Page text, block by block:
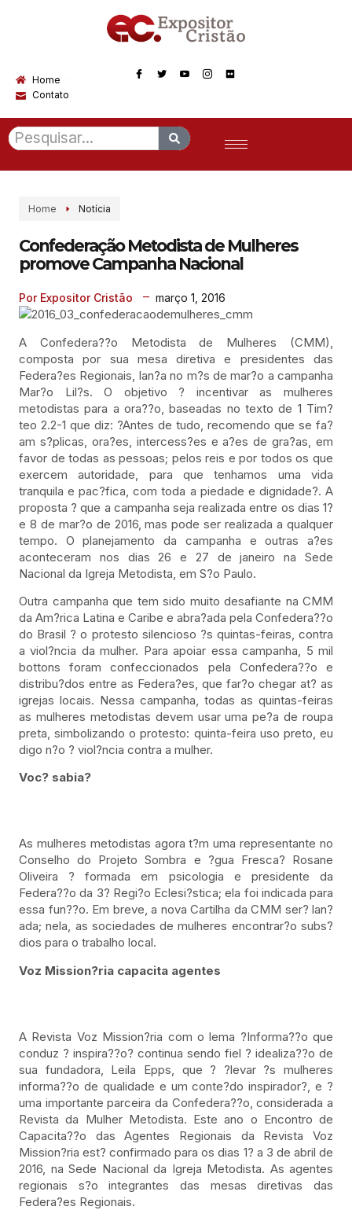
Home
Contato
Home Notícia
Confederação Metodista de Mulheres
promove Campanha Nacional
Por Expositor Cristão março 1, 2016
A Confedera??o Metodista de Mulheres (CMM),
composta por sua mesa diretiva e presidentes das
Federa?es Regionais, lan?a no m?s de mar?o a campanha
Mar?o Lil?s. O objetivo ? incentivar as mulheres
metodistas para a ora??o, baseadas no texto de 1 Tim?
teo 2.2-1 que diz: ?Antes de tudo, recomendo que se fa?
am s?plicas, ora?es, intercess?es e a?es de gra?as, em
favor de todas as pessoas; pelos reis e por todos os que
exercem autoridade, para que tenhamos uma vida
tranquila e pac?fica, com toda a piedade e dignidade?. A
proposta ? que a campanha seja realizada entre os dias 1?
e 8 de mar?o de 2016, mas pode ser realizada a qualquer
tempo. O planejamento da campanha e outras a?es
aconteceram nos dias 26 e 27 de janeiro na Sede
Nacional da Igreja Metodista, em S?o Paulo.
Outra campanha que tem sido muito desafiante na CMM
da Am?rica Latina e Caribe e abra?ada pela Confedera??o
do Brasil ? o protesto silencioso ?s quintas-feiras, contra
a viol?ncia da mulher. Para apoiar essa campanha, 5 mil
bottons foram confeccionados pela Confedera??o e
distribu?dos entre as Federa?es, que far?o chegar at? as
igrejas locais. Nessa campanha, todas as quintas-feiras
as mulheres metodistas devem usar uma pe?a de roupa
preta, simbolizando o protesto: quinta-feira uso preto, eu
digo n?o ? viol?ncia contra a mulher.
Voc? sabia?
As mulheres metodistas agora t?m uma representante no
Conselho do Projeto Sombra e ?gua Fresca? Rosane
Oliveira ? formada em psicologia e presidente da
Federa??o da 3? Regi?o Eclesi?stica; ela foi indicada para
essa fun??o. Em breve, a nova Cartilha da CMM ser? lan?
ada; nela, as sociedades de mulheres encontrar?o subs?
dios para o trabalho local.
Voz Mission?ria capacita agentes
A Revista Voz Mission?ria com o lema ?Informa??o que
conduz ? inspira??o? continua sendo fiel ? idealiza??o de
sua fundadora, Leila Epps, que ? ?levar ?s mulheres
informa??o de qualidade e um conte?do inspirador?, e ?
uma importante parceira da Confedera??o, considerada a
Revista da Mulher Metodista. Este ano o Encontro de
Capacita??o das Agentes Regionais da Revista Voz
Mission?ria est? confirmado para os dias 1? a 3 de abril de
2016, na Sede Nacional da Igreja Metodista. As agentes
regionais s?o integrantes das mesas diretivas das
Federa?es Regionais.